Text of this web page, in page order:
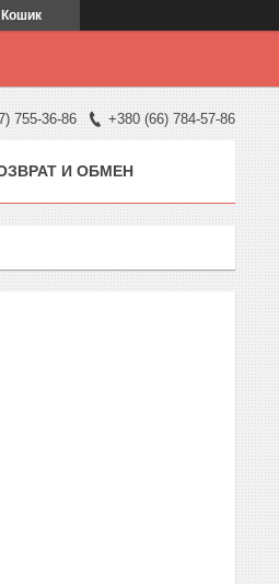
Кошик
755-36-86 +380 (66) 784-57-86
И ОБМЕН